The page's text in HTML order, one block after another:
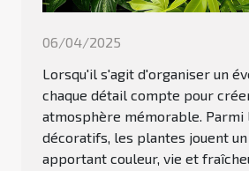
06/04/2025
Lorsqu'il s'agit d'organiser un
chaque détail compte pour
atmosphère mémorable. Parmi
décoratifs, les plantes jouent
apportant couleur, vie et